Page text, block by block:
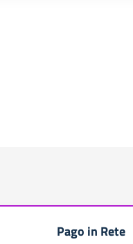
Pago in Rete